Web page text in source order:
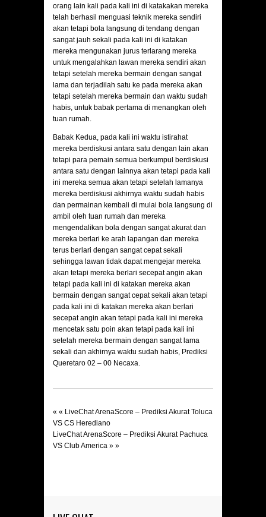
orang lain kali pada kali ini di katakakan mereka
telah berhasil menguasi teknik mereka sendiri
akan tetapi bola langsung di tendang dengan
sangat jauh sekali pada kali ini di katakan
mereka mengunakan jurus terlarang mereka
untuk mengalahkan lawan mereka sendiri akan
tetapi setelah mereka bermain dengan sangat
lama dan terjadilah satu ke pada mereka akan
tetapi setelah mereka bermain dan waktu sudah
habis, untuk babak pertama di menangkan oleh
tuan rumah.
Babak Kedua, pada kali ini waktu istirahat
mereka berdiskusi antara satu dengan lain akan
tetapi para pemain semua berkumpul berdiskusi
antara satu dengan lainnya akan tetapi pada kali
ini mereka semua akan tetapi setelah lamanya
mereka berdiskusi akhirnya waktu sudah habis
dan permainan kembali di mulai bola langsung di
ambil oleh tuan rumah dan mereka
mengendalikan bola dengan sangat akurat dan
mereka berlari ke arah lapangan dan mereka
terus berlari dengan sangat cepat sekali
sehingga lawan tidak dapat mengejar mereka
akan tetapi mereka berlari secepat angin akan
tetapi pada kali ini di katakan mereka akan
bermain dengan sangat cepat sekali akan tetapi
pada kali ini di katakan mereka akan berlari
secepat angin akan tetapi pada kali ini mereka
mencetak satu poin akan tetapi pada kali ini
setelah mereka bermain dengan sangat lama
sekali dan akhirnya waktu sudah habis, Prediksi
Queretaro 02 – 00 Necaxa.
« « LiveChat ArenaScore – Prediksi Akurat Toluca
VS CS Herediano
LiveChat ArenaScore – Prediksi Akurat Pachuca
VS Club America » »